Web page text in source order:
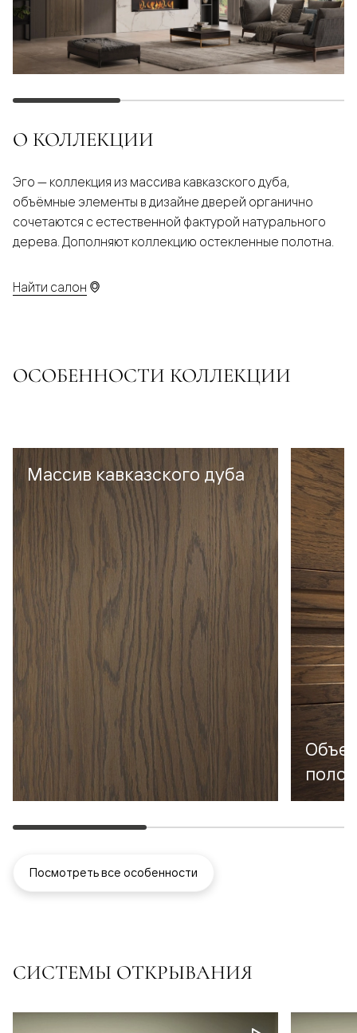
О КОЛЛЕКЦИИ
Эго — коллекция из массива кавказского дуба,
объёмные элементы в дизайне дверей органично
сочетаются с естественной фактурой натурального
дерева. Дополняют коллекцию остекленные полотна.
Найти салон
ОСОБЕННОСТИ КОЛЛЕКЦИИ
Массив кавказского дуба
Посмотреть все особенности
СИСТЕМЫ ОТКРЫВАНИЯ